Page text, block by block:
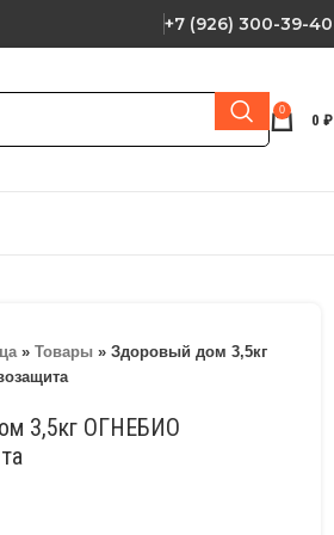
+7 (926) 300-39-40
0
0 ₽
» Товары » Здоровый дом 3,5кг
3,5кг ОГНЕБИО